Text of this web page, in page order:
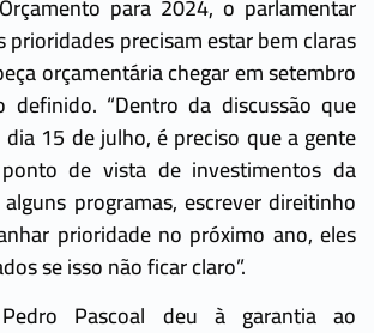
precisam estar bem claras
orçamentária chegar em setembro
“Dentro da discussão que
15 de julho, é preciso que a gente
de vista de investimentos da
programas, escrever direitinho
prioridade no próximo ano, eles
se isso não ficar claro”.
Pascoal deu à garantia ao